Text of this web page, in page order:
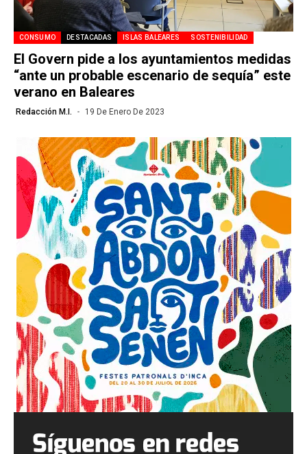
CONSUMO DESTACADAS ISLAS BALEARES SOSTENIBILIDAD
El Govern pide a los ayuntamientos medidas
“ante un probable escenario de sequía” este
verano en Baleares
Redacción M.I. 19 De Enero De 2023